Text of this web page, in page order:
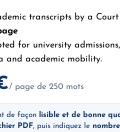
transcripts by a
for university
and academic mobility.
/ page de 250 mots
de façon lisible et de bonne
PDF, puis indiquez le